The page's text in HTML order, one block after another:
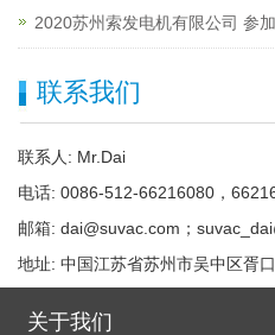
2020苏州索发电机有限公司 参
联系我们
联系人: Mr.Dai
电话: 0086-512-66216080，
邮箱: dai@suvac.com；
地址: 中国江苏省苏州市吴中区胥
关于我们